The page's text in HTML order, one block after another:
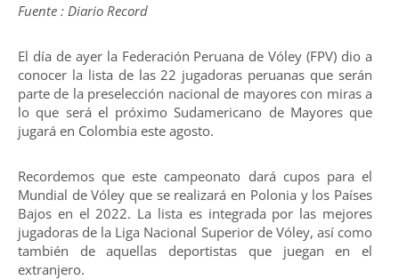
Fuente : Diario Record
El día de ayer la Federación Peruana de Vóley (FPV) dio a
conocer la lista de las 22 jugadoras peruanas que serán
parte de la preselección nacional de mayores con miras a
lo que será el próximo Sudamericano de Mayores que
jugará en Colombia este agosto.
Recordemos que este campeonato dará cupos para el
Mundial de Vóley que se realizará en Polonia y los Países
Bajos en el 2022. La lista es integrada por las mejores
jugadoras de la Liga Nacional Superior de Vóley, así como
también de aquellas deportistas que juegan en el
extranjero.